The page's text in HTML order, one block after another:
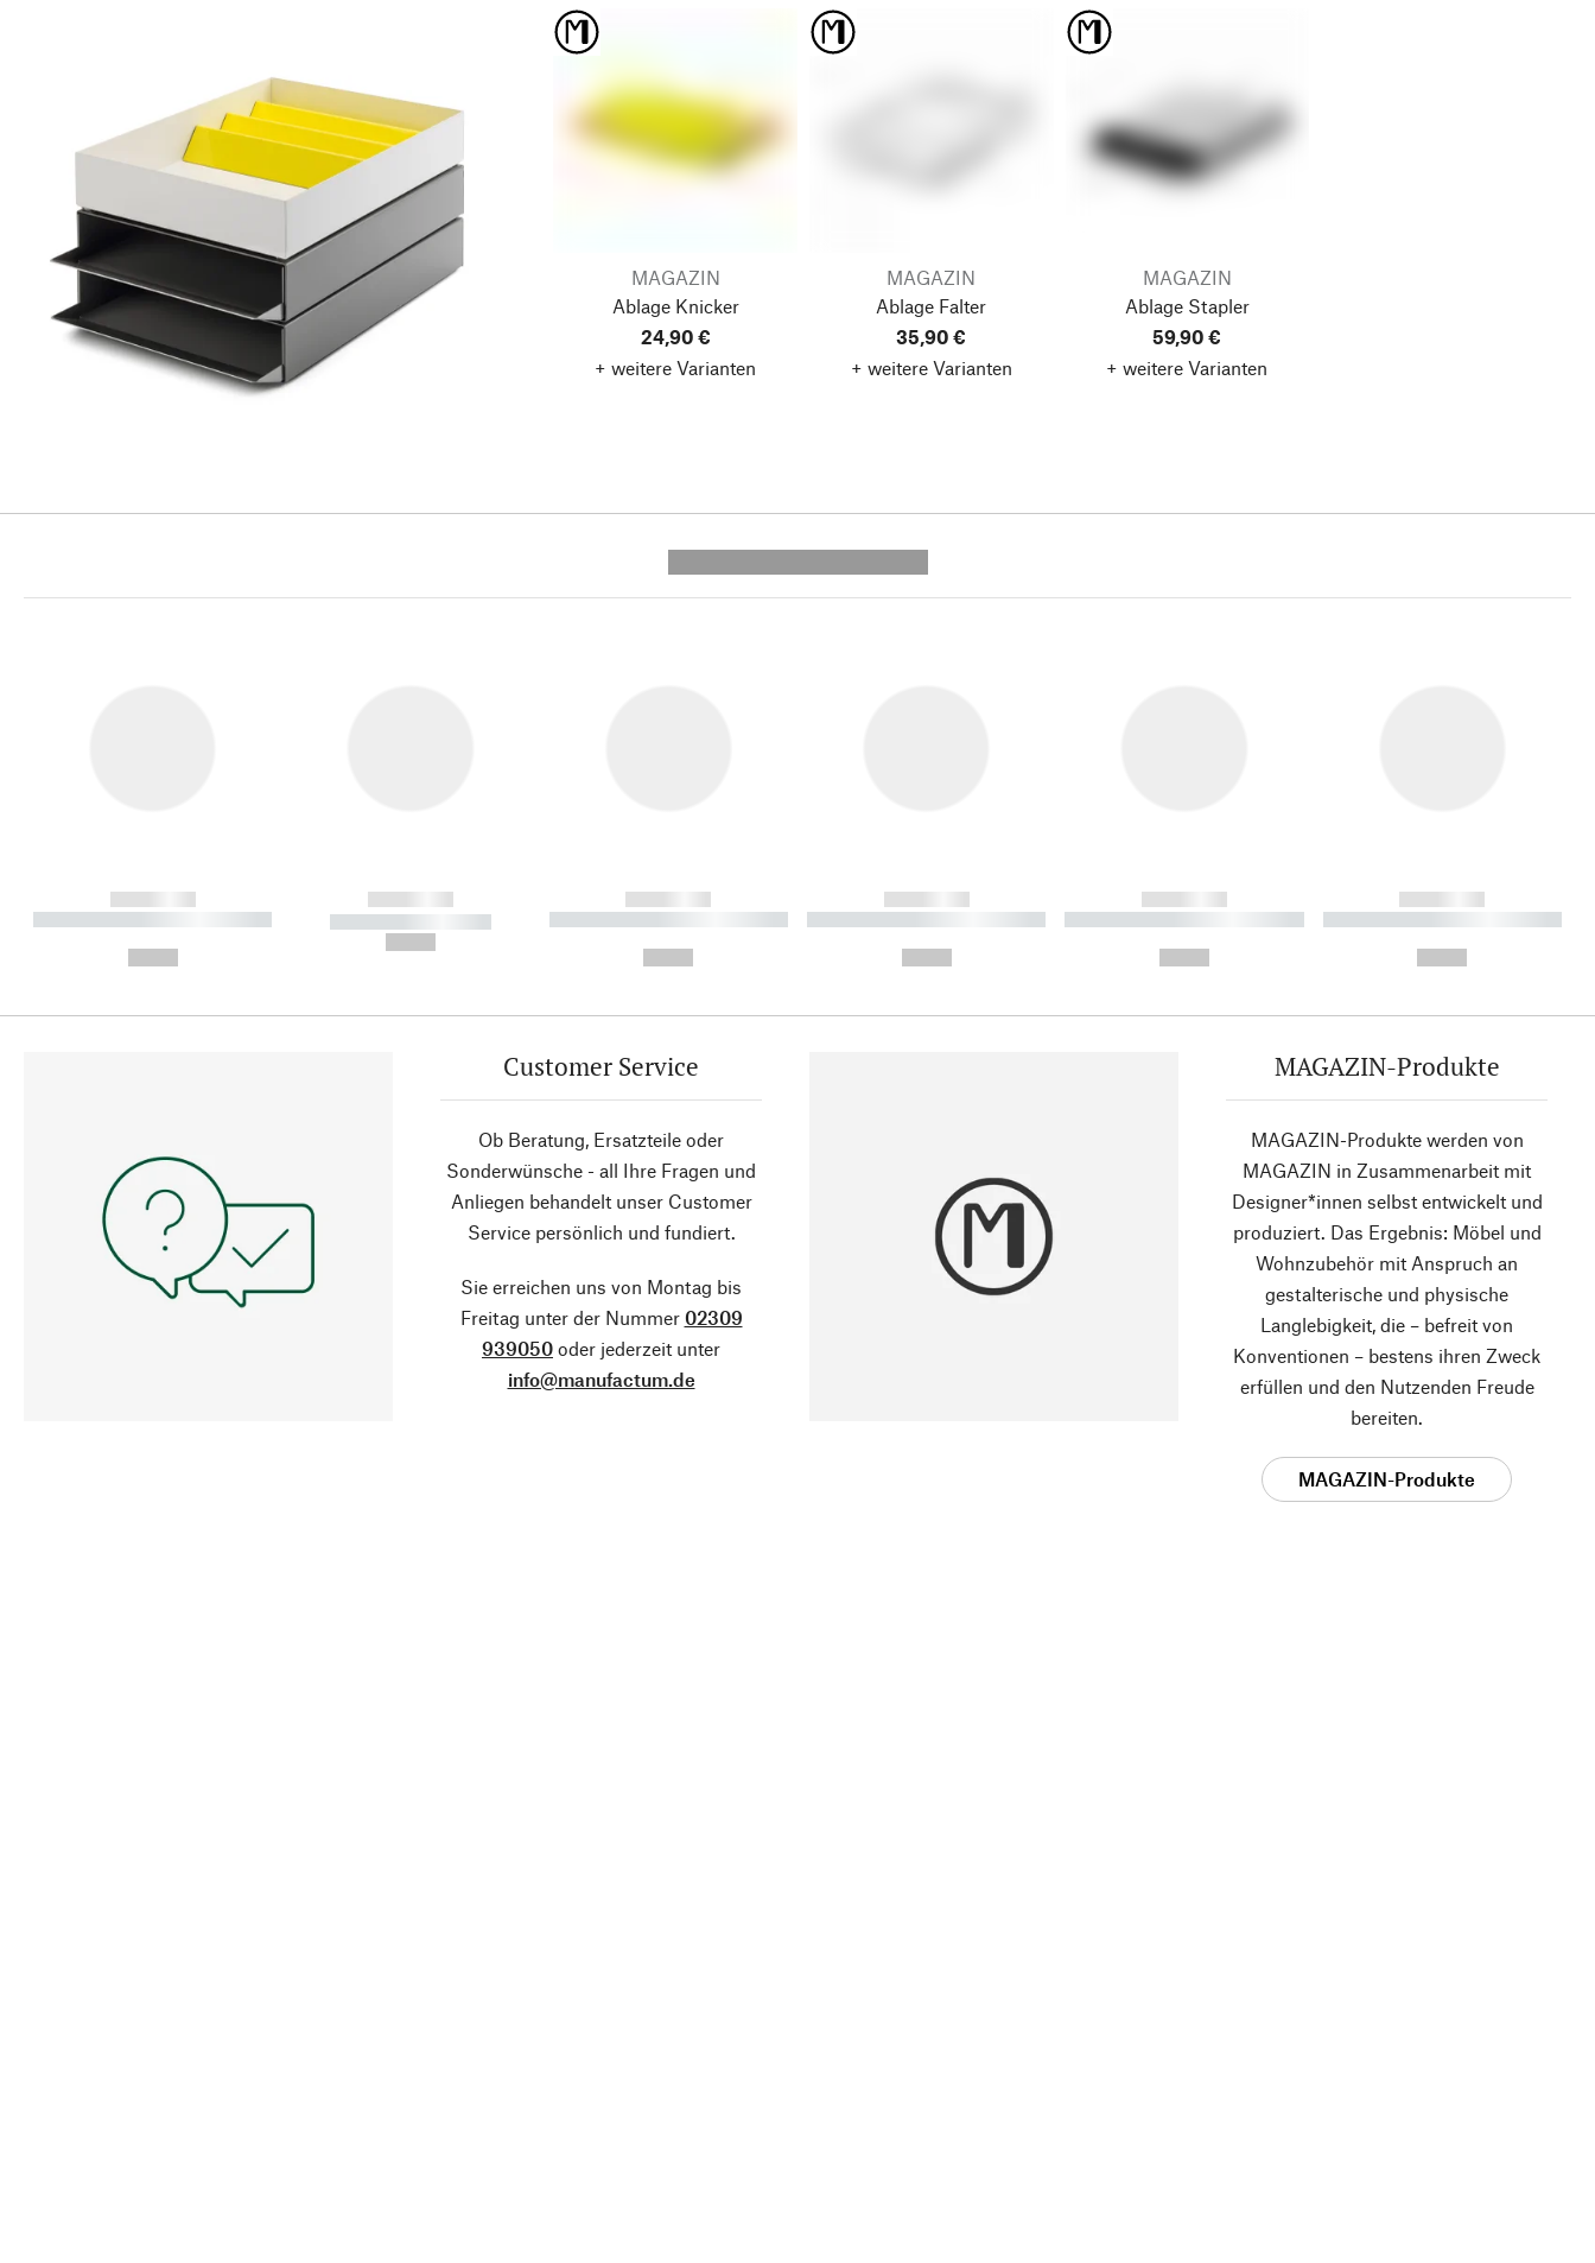
MAGAZIN
Ablage Knicker
24,90 €
+ weitere Varianten
MAGAZIN
Ablage Falter
35,90 €
+ weitere Varianten
MAGAZIN
Ablage Stapler
59,90 €
+ weitere Varianten
------------
----------- ----------- ----------
------------
----------- -----------
------------
----------- ----------- ----------
------------
----------- ----------- ----------
------------
----------- ----------- ----------
------------
----------- ----------- ----------
Customer Service
Ob Beratung, Ersatzteile oder
Sonderwünsche - all Ihre Fragen und
Anliegen behandelt unser Customer
Service persönlich und fundiert.
Sie erreichen uns von Montag bis
Freitag unter der Nummer 02309
939050 oder jederzeit unter
info@manufactum.de
MAGAZIN-Produkte
MAGAZIN-Produkte werden von
MAGAZIN in Zusammenarbeit mit
Designer*innen selbst entwickelt und
produziert. Das Ergebnis: Möbel und
Wohnzubehör mit Anspruch an
gestalterische und physische
Langlebigkeit, die – befreit von
Konventionen – bestens ihren Zweck
erfüllen und den Nutzenden Freude
bereiten.
MAGAZIN-Produkte